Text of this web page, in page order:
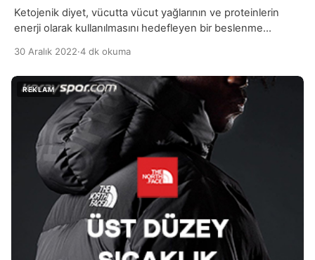
Ketojenik diyet, vücutta vücut yağlarının ve proteinlerin
enerji olarak kullanılmasını hedefleyen bir beslenme
Ketonlar, vücutta yağların parçalanması sonucu oluşan
maddelerdir ve vücutta enerji üretmek için kullanılırlar.
Ketojenik diyetler genellikle yüksek yağ, düşük protein ve
düşük karbonhidrat içerir. Bu diyetler, genellikle […]
30 Aralık 2022·4 dk okuma